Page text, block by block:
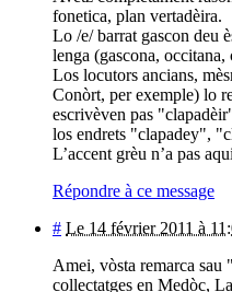
fonetica, plan vertadèira.
Lo /e/ barrat gascon deu
lenga (gascona,
Los locutors ancians,
Conòrt, per exemple) lo
escrivèven pas
los endrets "clapadey",
L’accent grèu n’a pas
Répondre à ce message
# Le 14 février 2011 à
Amei, vòsta remarca
collectatges en Medòc,